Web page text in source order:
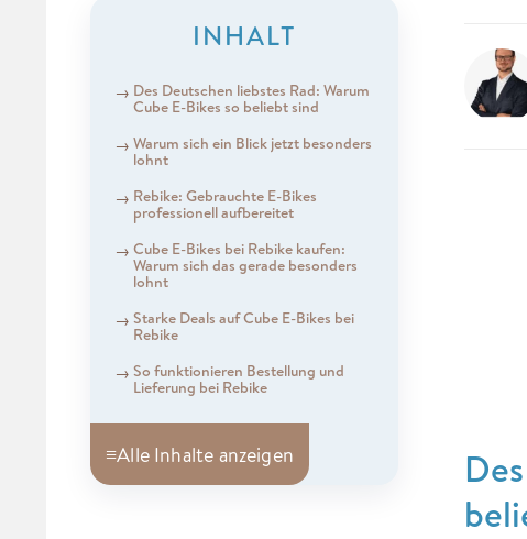
INHALT
Des Deutschen liebstes Rad: Warum
Cube E-Bikes so beliebt sind
Warum sich ein Blick jetzt besonders
lohnt
Rebike: Gebrauchte E-Bikes
professionell aufbereitet
Cube E-Bikes bei Rebike kaufen:
Warum sich das gerade besonders
lohnt
Starke Deals auf Cube E-Bikes bei
Rebike
So funktionieren Bestellung und
Lieferung bei Rebike
≡Alle Inhalte anzeigen